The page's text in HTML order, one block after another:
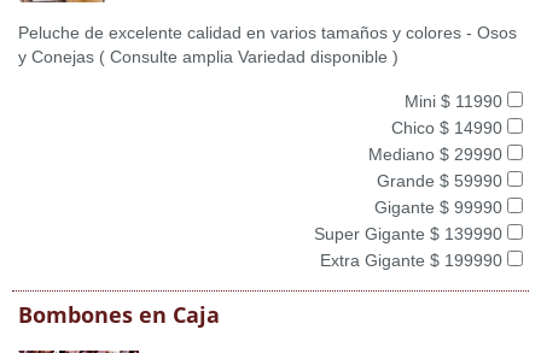
Peluche de excelente calidad en varios tamaños y colores - Osos
y Conejas ( Consulte amplia Variedad disponible )
Mini $ 11990
Chico $ 14990
Mediano $ 29990
Grande $ 59990
Gigante $ 99990
Super Gigante $ 139990
Extra Gigante $ 199990
Bombones en Caja